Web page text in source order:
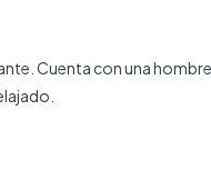
Cuenta con una